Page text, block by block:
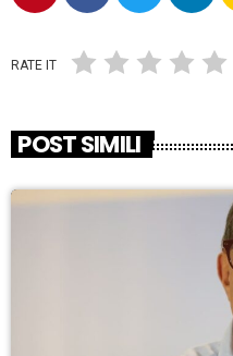
RATE IT
POST SIMILI